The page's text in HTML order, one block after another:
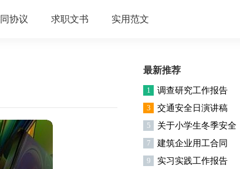
协议 求职文书 实用范文
最新推荐
1 调查研究工作报告
3 交通安全日演讲稿
5
关于小学生冬季安全
演讲稿
7 建筑企业用工合同
9 实习实践工作报告